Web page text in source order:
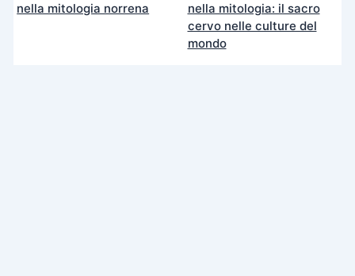
nella mitologia norrena
nella mitologia: il sacro
cervo nelle culture del
mondo